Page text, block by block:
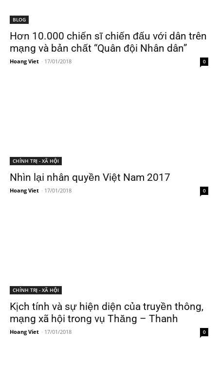
BLOG
Hơn 10.000 chiến sĩ chiến đấu với dân trên
mạng và bản chất “Quân đội Nhân dân”
Hoang Viet - 17/01/2018 0
CHÍNH TRỊ - XÃ HỘI
Nhìn lại nhân quyền Việt Nam 2017
Hoang Viet - 17/01/2018 0
CHÍNH TRỊ - XÃ HỘI
Kịch tính và sự hiện diện của truyền thông,
mạng xã hội trong vụ Thăng – Thanh
Hoang Viet - 17/01/2018 0